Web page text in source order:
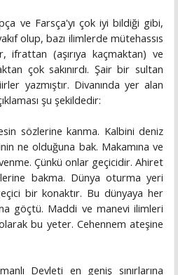
ve Farsça'yı çok iyi bildiği gibi,
olup, bazı ilimlerde mütehassıs
ifrattan (aşırıya kaçmaktan) ve
çok sakınırdı. Şair bir sultan
yazmıştır. Divanında yer alan
şu şekildedir:
sözlerine kanma. Kalbini deniz
ne olduğuna bak. Makamına ve
Çünkü onlar geçicidir. Ahiret
bakma. Dünya oturma yeri
bir konaktır. Bu dünyaya her
göçtü. Maddi ve manevi ilimleri
bu yeter. Cehennem ateşine
Devleti en geniş sınırlarına